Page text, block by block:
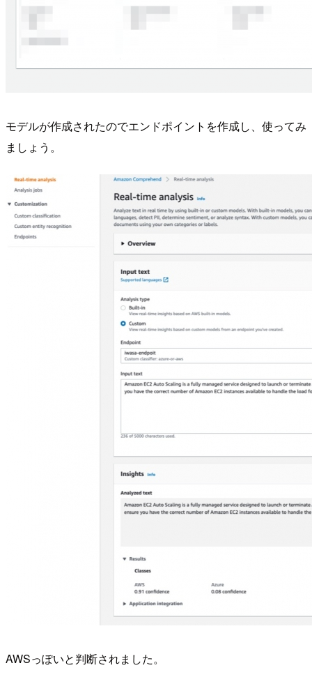
モデルが作成されたのでエンドポイントを作成し、使ってみ
ましょう。
AWSっぽいと判断されました。